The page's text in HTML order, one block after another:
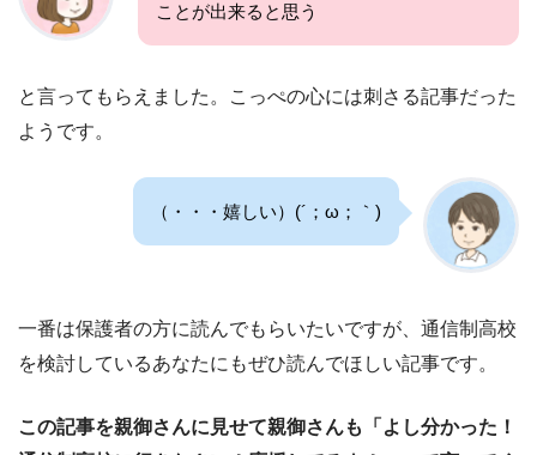
ことが出来ると思う
と言ってもらえました。こっぺの心には刺さる記事だった
ようです。
（・・・嬉しい）(´；ω；｀)
一番は保護者の方に読んでもらいたいですが、通信制高校
を検討しているあなたにもぜひ読んでほしい記事です。
この記事を親御さんに見せて親御さんも「よし分かった！